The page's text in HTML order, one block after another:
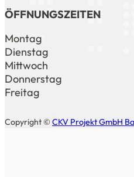
ÖFFNUNGSZEITEN
Montag
Dienstag
Mittwoch
Donnerstag
Freitag
Copyright © CKV Projekt GmbH